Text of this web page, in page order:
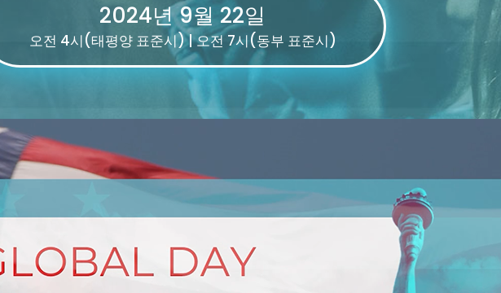
2024년 9월 22일
오전 4시(태평양 표준시) | 오전 7시(동부 표준시)